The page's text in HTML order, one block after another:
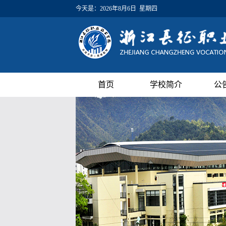
今天是： 2026年8月6日 星期四
首页 学校简介 公